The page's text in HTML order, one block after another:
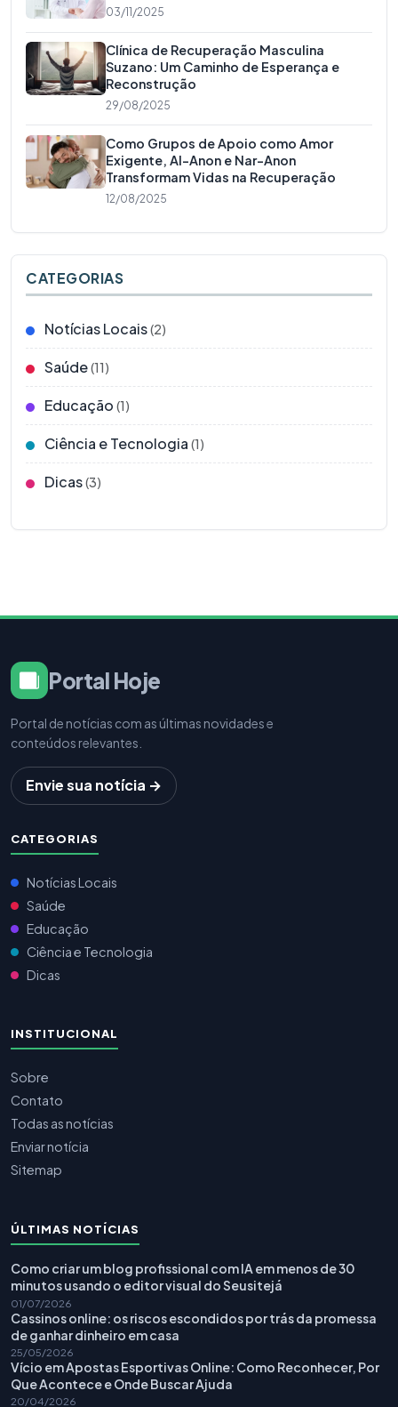
03/11/2025
Clínica de Recuperação Masculina
Suzano: Um Caminho de Esperança e
Reconstrução
29/08/2025
Como Grupos de Apoio como Amor
Exigente, Al-Anon e Nar-Anon
Transformam Vidas na Recuperação
12/08/2025
CATEGORIAS
Notícias Locais(2)
Saúde(11)
Educação (1)
Ciência e Tecnologia (1)
Dicas(3)
Portal Hoje
Portal de notícias com as últimas novidades e
conteúdos relevantes.
Envie sua notícia →
CATEGORIAS
Notícias Locais
Saúde
Educação
Ciência e Tecnologia
Dicas
INSTITUCIONAL
Sobre
Contato
Todas as notícias
Enviar notícia
Sitemap
ÚLTIMAS NOTÍCIAS
Como criar um blog profissional com IA em menos de 30
minutos usando o editor visual do Seusitejá
01/07/2026
Cassinos online: os riscos escondidos por trás da promessa
de ganhar dinheiro em casa
25/05/2026
Vício em Apostas Esportivas Online: Como Reconhecer, Por
Que Acontece e Onde Buscar Ajuda
20/04/2026